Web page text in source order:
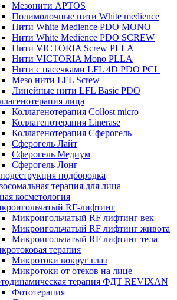
Мезонити APTOS
Полимолочные нити White medience
Нити White Medience PDO MONO
Нити White Medience PDO SCREW
Нити VICTORIA Screw PLLA
Нити VICTORIA Mono PLLA
Нити с насечками LFL 4D PDO PCL
Мезо нити LFL Screw
Линейные нити LFL Basic PDO
лица
Коллагенотерапия Collost micro
Коллагенотерапия Linerase
Коллагенотерапия Сферогель
Сферогель Лайт
Сферогель Медиум
Сферогель Лонг
подбородка
терапия для лица
косметология
RF-лифтинг
Микроигольчатый RF лифтинг век
Микроигольчатый RF лифтинг живота
Микроигольчатый RF лифтинг тела
терапия
Микротоки вокруг глаз
Микротоки от отеков на лице
терапия ФДТ REVIXAN
Фототерапия